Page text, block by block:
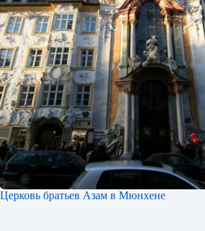
Церковь братьев Азам в Мюнхене